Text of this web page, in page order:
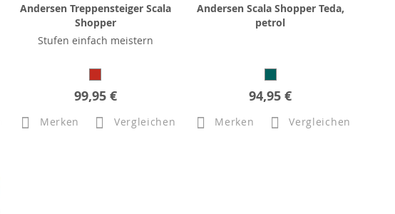
Andersen Treppensteiger Scala
Shopper
Stufen einfach meistern
99,95 €
Merken Vergleichen
Andersen Scala Shopper Teda,
petrol
94,95 €
Merken Vergleichen